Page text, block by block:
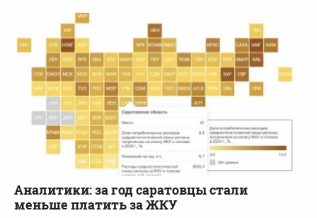
Аналитики: за год саратовцы стали
меньше платить за ЖКУ